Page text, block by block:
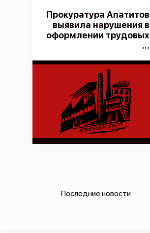
Прокуратура Апатитов
выявила нарушения в
оформлении трудовых
...
Последние новости